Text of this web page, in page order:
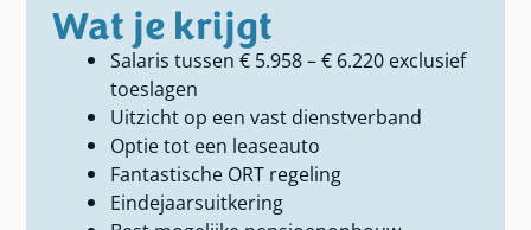
Wat je krijgt
Salaris tussen € 5.958 – € 6.220 exclusief
toeslagen
Uitzicht op een vast dienstverband
Optie tot een leaseauto
Fantastische ORT regeling
Eindejaarsuitkering